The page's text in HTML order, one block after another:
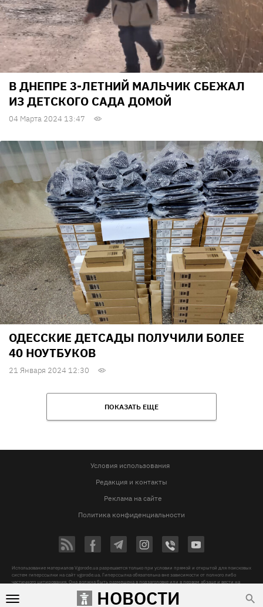
НОВОСТИ
В ДНЕПРЕ 3-ЛЕТНИЙ МАЛЬЧИК СБЕЖАЛ
ИЗ ДЕТСКОГО САДА ДОМОЙ
04 Марта 2024 13:47
ОДЕССКИЕ ДЕТСАДЫ ПОЛУЧИЛИ БОЛЕЕ
40 НОУТБУКОВ
21 Января 2024 12:30
ПОКАЗАТЬ ЕЩЕ
Условия использования
Редакция и контакты
Реклама на сайте
Политика конфиденциальности
Использование материалов Vgorode.ua разрешается только при условии прямой и открытой для поисковых
систем гиперссылки на сайт vgorode.ua. Гиперссылка обязательна вне зависимости от полного либо
частичного цитирования. Она должна быть размещена в подзаголовке или в первом абзаце и вести на
vgorode.ua и автора.